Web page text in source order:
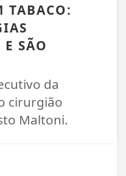
TABACO:
SÃO
da
cirurgião
Maltoni.